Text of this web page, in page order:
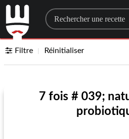
Search for a
Filtre Réinitialiser
7 fois # 039;